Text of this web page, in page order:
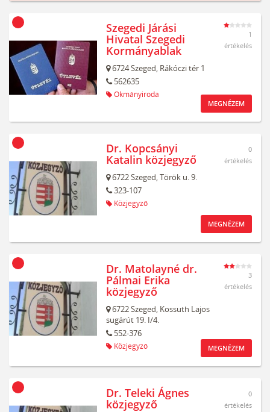
Szegedi Járási
Hivatal Szegedi
Kormányablak
6724Szeged, Rákóczi tér 1
562635
Okmányiroda
1
értékelés
MEGNÉZEM
Dr. Kopcsányi
Katalin közjegyző
6722Szeged,Török u. 9.
323-107
Közjegyző
0
értékelés
MEGNÉZEM
Dr. Matolayné dr.
Pálmai Erika
közjegyző
6722Szeged, Kossuth Lajos
sugárút 19. I/4.
552-376
Közjegyző
3
értékelés
MEGNÉZEM
Dr. Teleki Ágnes
közjegyző
0
értékelés